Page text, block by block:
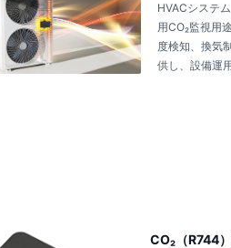
HVACシステ
用CO₂監視用
度検知、換気
供し、設備運
CO₂（R744